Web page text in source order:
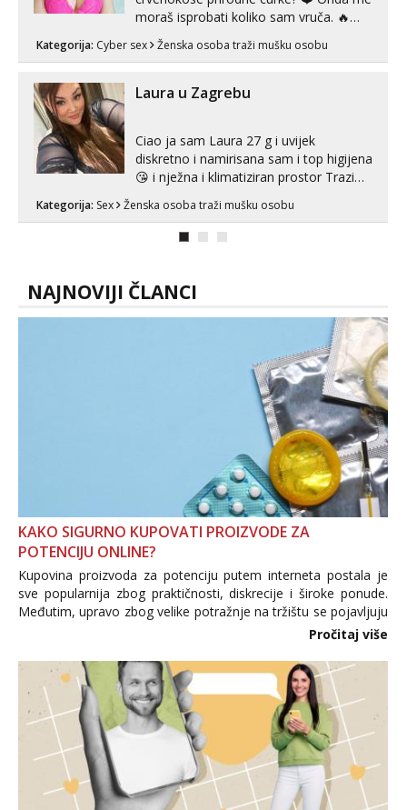
moraš isprobati koliko sam vruča.‎ ️‍🔥
MLADA vražica koja ima 100%
prorodne grudi, 💦 Misli su mi uvijek
U mojoj raznolikoj ponudi možeš
pranaći nešto po svojoj mjeri. Sexi videa
Kategorija: Cyber sex Ženska osoba traži mušku osobu
Laura u Zagrebu
Ciao ja sam Laura 27 g i uvijek
diskretno i namirisana sam i top higijena
😘 i nježna i klimatiziran prostor Trazim
Pusenje i gutanje sperme Erotsko rublje
imam uvijek Lizati me mozes i ljubiti po
Kategorija: Sex Ženska osoba traži mušku osobu
NAJNOVIJI ČLANCI
KAKO SIGURNO KUPOVATI PROIZVODE ZA
POTENCIJU ONLINE?
Kupovina proizvoda za potenciju putem interneta postala je
sve popularnija zbog praktičnosti, diskrecije i široke ponude.
Međutim, upravo zbog velike potražnje na tržištu se pojavljuju
i brojni krivotvoreni proizvodi, nepouzdane internetske
Pročitaj više